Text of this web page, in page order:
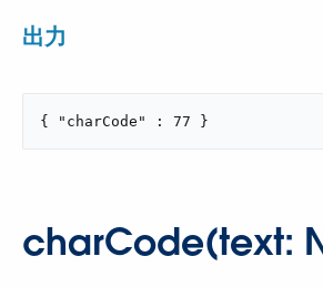
出力
{ "charCode" : 77 }
charCode(text: